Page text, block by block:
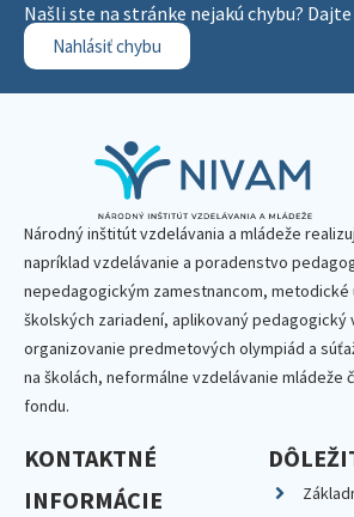
Našli ste na stránke nejakú chybu?
Nahlásiť chybu
Národný inštitút vzdelávania a mládeže
napríklad vzdelávanie a poradenstvo
nepedagogickým zamestnancom, metodické
školských zariadení, aplikovaný pedagogický
organizovanie predmetových olympiád a
na školách, neformálne vzdelávanie mládeže
fondu.
KONTAKTNÉ
INFORMÁCIE